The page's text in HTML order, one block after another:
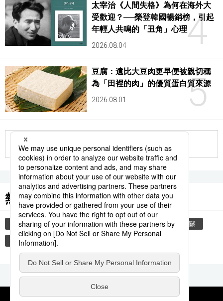
4
太宰治《人間失格》為何在海外大
受歡迎？──榮登韓國暢銷榜，引起
年輕人共鳴的「丑角」心理
2026.08.04
5
豆腐：遠比大豆肉更早便被親切稱
為「田裡的肉」的優質蛋白質來源
2026.08.01
更多
熱門關鍵詞
歷史 教育 禮儀 禮貌 住宅 玄關
脫鞋 新幹線